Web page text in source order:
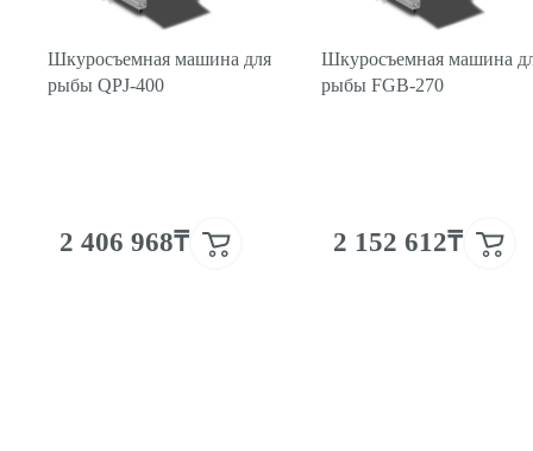
Шкуросъемная машина для
рыбы QPJ-400
2 406 968₸
Шкуросъемная машина
рыбы FGB-270
2 152 612₸